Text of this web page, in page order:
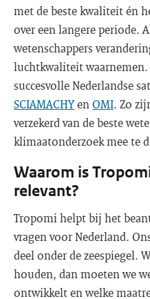
met de beste kwaliteit én
over een langere periode.
wetenschappers
luchtkwaliteit
succesvolle Nederlandse
SCIAMACHYen OMI. Zo
verzekerd van de beste
klimaatonderzoek mee te
Waarom is
relevant?
Tropomi helpt bij het
vragen voor Nederland.
deel onder de zeespiegel.
houden, dan moeten we
ontwikkelt en welke